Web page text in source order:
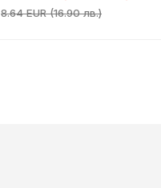
8.64 EUR (16.90 лв.)